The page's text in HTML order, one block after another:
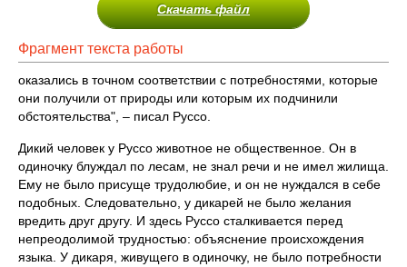
Скачать файл
Фрагмент текста работы
оказались в точном соответствии с потребностями, которые
они получили от природы или которым их подчинили
обстоятельства", – писал Руссо.
Дикий человек у Руссо животное не общественное. Он в
одиночку блуждал по лесам, не знал речи и не имел жилища.
Ему не было присуще трудолюбие, и он не нуждался в себе
подобных. Следовательно, у дикарей не было желания
вредить друг другу. И здесь Руссо сталкивается перед
непреодолимой трудностью: объяснение происхождения
языка. У дикаря, живущего в одиночку, не было потребности